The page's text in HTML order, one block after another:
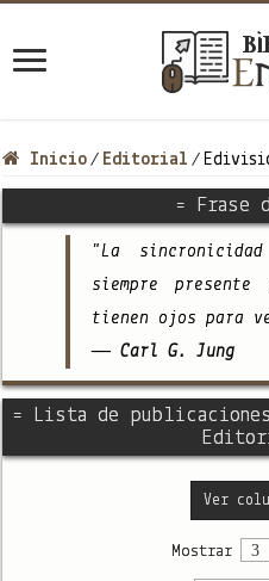
Inicio / Editorial /
= Frase
"La
siempre
tienen ojos para
— Carl G. Jung
= Lista de
Ver
Mostrar